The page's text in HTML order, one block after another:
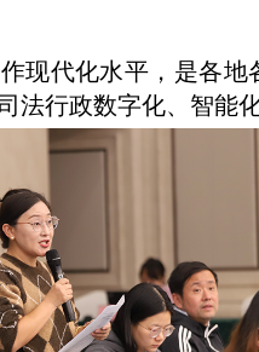
现代化水平，是各
法行政数字化、智能